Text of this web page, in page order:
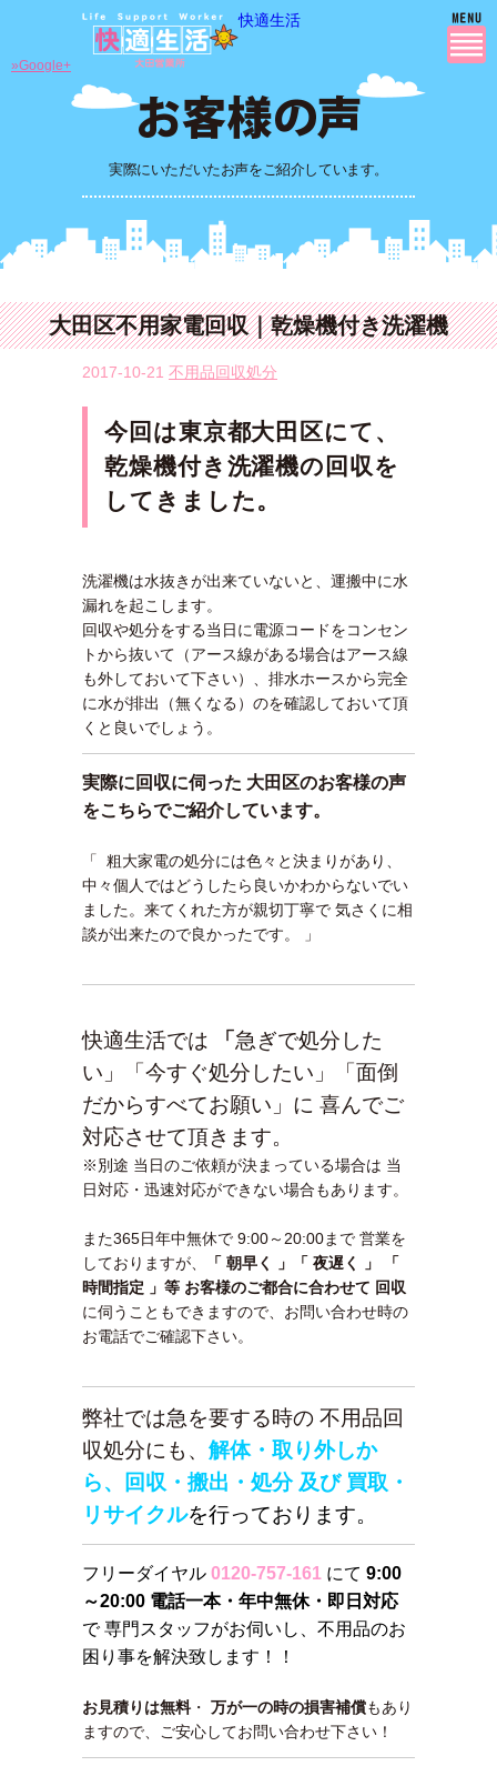
快適生活
実際にいただいたお声をご紹介しています。
»Google+
大田区不用家電回収｜乾燥機付き洗濯機
2017-10-21 不用品回収処分
今回は東京都大田区にて 、
乾燥機付き洗濯機の回収を
してきま した。
洗濯機は水抜きが出来ていないと、運搬中に水
漏れを起こします。
回収や処分をする当日に電源コードをコンセン
トから抜いて（アース線がある場合はアース線
も外しておいて下さい）、排水ホースから完全
に水が排出（無くなる）のを確認しておいて頂
くと良いでしょう。
実際に回収に伺った 大田区のお客様の声
をこちらでご紹介しています。
「 粗大家電の処分には色々と決まりがあり、
中々個人ではどうしたら良いかわからないでい
ました。来てくれた方が親切丁寧で 気さくに相
談が出来たので良かったです。 」
快適生活では 「 急ぎで処分した
い」「今すぐ処分したい」「面倒
だからすべてお願い」 に 喜んでご
対応させて頂きます。
※別途 当日のご依頼が決まっている場合は 当
日対応・迅速対応ができない場合もあります。
また365日年中無休で 9:00～20:00まで 営業を
しておりますが、
「 朝早く 」「 夜遅く 」 「
時間指定 」等 お客様のご都合に合わせて 回収
に伺うこともできますので、お問い合わせ時の
お電話でご確認下さい。
弊社では急を要する時の 不用品回
収処分にも、 解体・取り外しか
ら、回収・搬出・処分 及び 買取・
リサイクルを行っております。
フリーダイヤル 0120-757-161 にて 9:00
～20:00 電話一本・年中無休・即日対応
で 専門スタッフがお伺いし、不用品のお
困り事を解決致します！！
お見積りは無料・ 万が一の時の損害補償もあり
ますので、ご安心してお問い合わせ下さい！